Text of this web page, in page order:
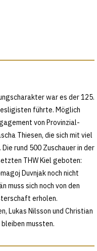
war es der 125.
führte. Möglich
von Provinzial-
Thiesen, die sich mit viel
rund 500 Zuschauer in der
THW Kiel geboten:
Duvnjak noch nicht
muss sich noch von den
erholen.
Lukas Nilsson und Christian
mussten.